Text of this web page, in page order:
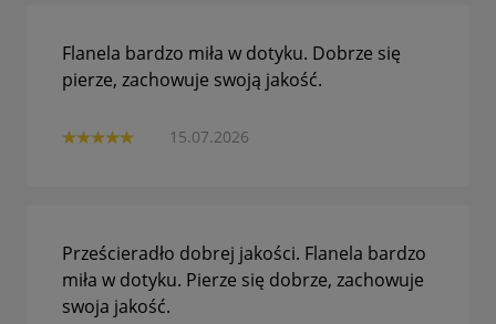
15.07.2026
Flanela bardzo miła w dotyku. Dobrze się
pierze, zachowuje swoją jakość.
Prześcieradło dobrej jakości. Flanela bardzo
miła w dotyku. Pierze się dobrze, zachowuje
swoja jakość.